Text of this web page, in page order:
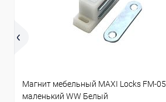
Магнит мебельный MAXI Locks FM-05
маленький WW Белый